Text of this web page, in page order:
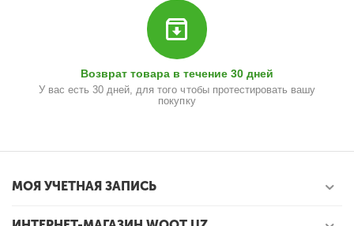
Возврат товара в течение 30 дней
У вас есть 30 дней, для того чтобы протестировать вашу
покупку
МОЯ УЧЕТНАЯ ЗАПИСЬ